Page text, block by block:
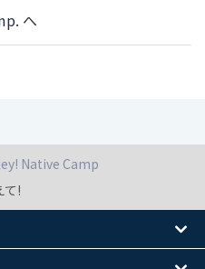
へ
Native Camp
て!